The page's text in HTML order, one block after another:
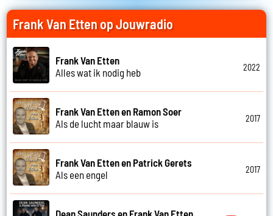
Frank Van Etten op Jouwradio
Frank Van Etten
Alles wat ik nodig heb
2022
Frank Van Etten en Ramon Soer
Als de lucht maar blauw is
2017
Frank Van Etten en Patrick Gerets
Als een engel
2017
Dean Saunders en Frank Van Etten